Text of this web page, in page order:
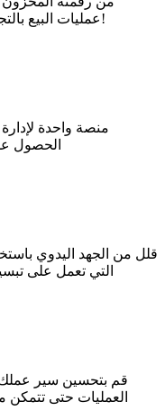
اكتشف كيف يُبسّط Spyne Retail AI عمليات البيع بالتجزئة!
منصة واحدة
الحصول
قلل من الجهد اليدوي
التي تعمل على
قم بتحسين سير عملك
العمليات حتى تتمكن